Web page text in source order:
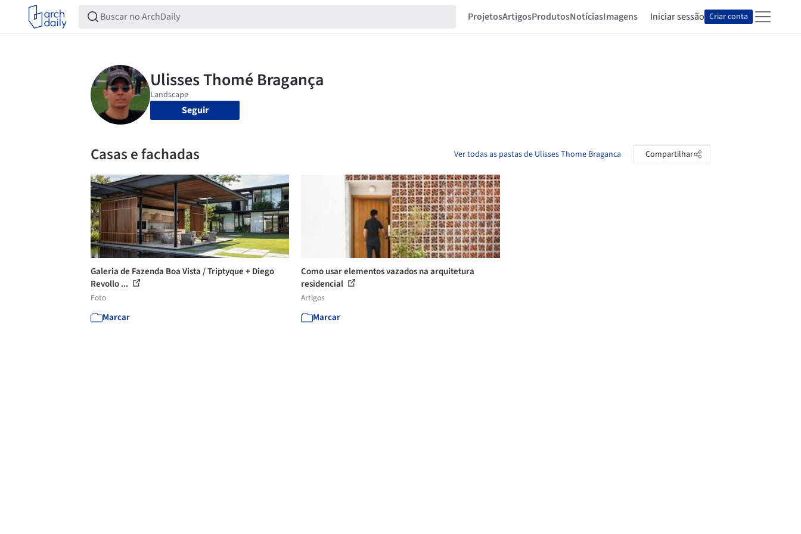
ProjetosArtigosProdutosNotíciasImagens Iniciar sessão Criar conta
Seguir
Casas e fachadas Ver todas as pastas de Ulisses Thome Braganca Compartilhar
Galeria de Fazenda Boa Vista / Triptyque + Diego
Revollo ...
Foto
Marcar
Como usar elementos vazados na arquitetura
residencial
Artigos
Marcar